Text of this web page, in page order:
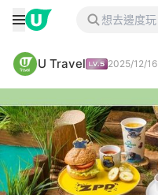
U Travel 2025/12/16